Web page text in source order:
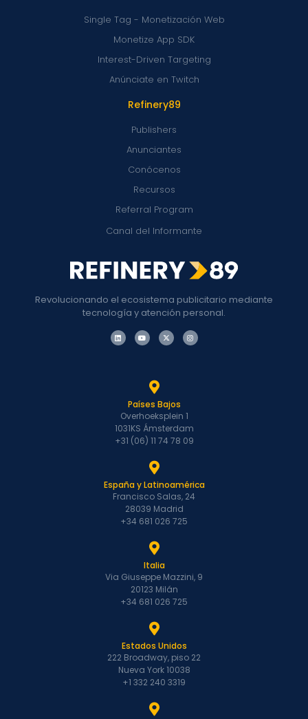
Revolucionando el ecosistema publicitario mediante
tecnología y atención personal.
Refinery89
Publishers
Anunciantes
Conócenos
Recursos
Referral Program
Canal del Informante
Single Tag - Monetización Web
Monetize App SDK
Interest-Driven Targeting
Anúnciate en Twitch
Países Bajos
Overhoeksplein 1
1031KS Ámsterdam
+31 (06) 11 74 78 09
España y Latinoamérica
Francisco Salas, 24
28039 Madrid
+34 681 026 725
Italia
Via Giuseppe Mazzini, 9
20123 Milán
+34 681 026 725
Estados Unidos
222 Broadway, piso 22
Nueva York 10038
+1 332 240 3319